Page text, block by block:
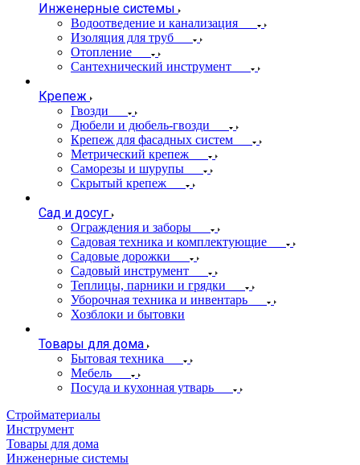
Инженерные системы
Водоотведение и канализация
Изоляция для труб
Отопление
Сантехнический инструмент
Крепеж
Гвозди
Дюбели и дюбель-гвозди
Крепеж для фасадных систем
Метрический крепеж
Саморезы и шурупы
Скрытый крепеж
Сад и досуг
Ограждения и заборы
Садовая техника и комплектующие
Садовые дорожки
Садовый инструмент
Теплицы, парники и грядки
Уборочная техника и инвентарь
Хозблоки и бытовки
Товары для дома
Бытовая техника
Мебель
Посуда и кухонная утварь
Стройматериалы
Инструмент
Товары для дома
Инженерные системы